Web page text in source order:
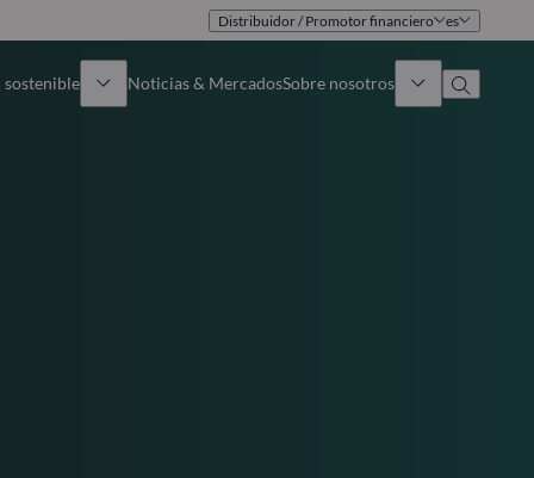
Distribuidor / Promotor financiero es
sostenible Noticias & MercadosSobre nosotros